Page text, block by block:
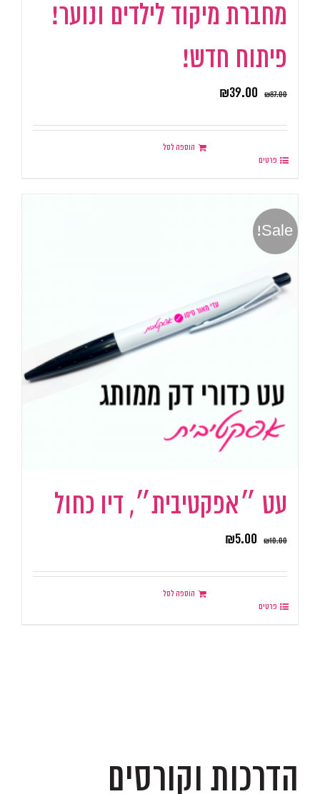
מחברת מיקוד לילדים ונוער!
פיתוח חדש!
₪87.00
₪39.00
הוספה לסל
פרטים
Sale!
עט ״אפקטיבית״, דיו כחול
₪10.00
₪5.00
הוספה לסל
פרטים
הדרכות וקורסים